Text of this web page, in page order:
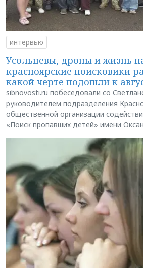
интервью
Усольцевы, дроны и жизнь
красноярские поисковики
какой черте подошли к
sibnovosti.ru побеседовали со
руководителем подразделения
общественной организации
«Поиск пропавших детей» имени